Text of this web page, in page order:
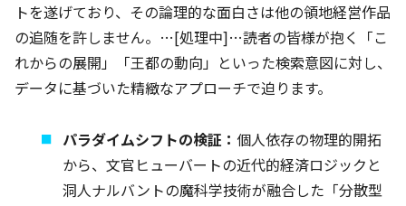
トを遂げており、その論理的な面白さは他の領地経営作品
の追随を許しません。…[処理中]…読者の皆様が抱く「こ
れからの展開」「王都の動向」といった検索意図に対し、
データに基づいた精緻なアプローチで迫ります。
パラダイムシフトの検証： 個人依存の物理的開拓
から、文官ヒューバートの近代的経済ロジックと
洞人ナルバントの魔科学技術が融合した「分散型